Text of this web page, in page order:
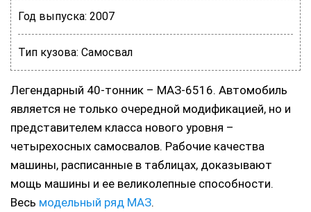
Год выпуска: 2007
Тип кузова: Самосвал
Легендарный 40-тонник – МАЗ-6516. Автомобиль
является не только очередной модификацией, но и
представителем класса нового уровня –
четырехосных самосвалов. Рабочие качества
машины, расписанные в таблицах, доказывают
мощь машины и ее великолепные способности.
Весь модельный ряд МАЗ.